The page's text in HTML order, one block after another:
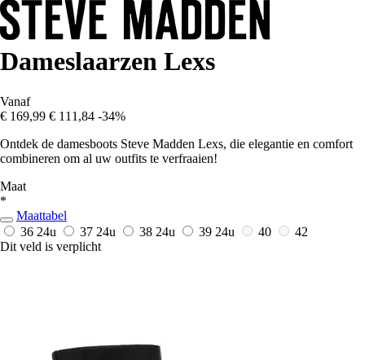
Dameslaarzen Lexs
Vanaf
€ 169,99 € 111,84 -34%
Ontdek de damesboots Steve Madden Lexs, die elegantie en comfort
combineren om al uw outfits te verfraaien!
Maat
*
Maattabel
36 24u 37 24u 38 24u 39 24u 40
42
Dit veld is verplicht